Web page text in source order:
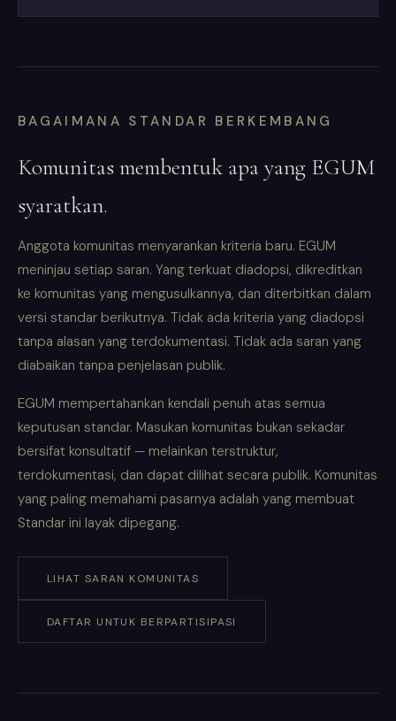
BAGAIMANA STANDAR BERKEMBANG
Komunitas membentuk apa yang EGUM
syaratkan.
Anggota komunitas menyarankan kriteria baru. EGUM
meninjau setiap saran. Yang terkuat diadopsi, dikreditkan
ke komunitas yang mengusulkannya, dan diterbitkan dalam
versi standar berikutnya. Tidak ada kriteria yang diadopsi
tanpa alasan yang terdokumentasi. Tidak ada saran yang
diabaikan tanpa penjelasan publik.
EGUM mempertahankan kendali penuh atas semua
keputusan standar. Masukan komunitas bukan sekadar
bersifat konsultatif — melainkan terstruktur,
terdokumentasi, dan dapat dilihat secara publik. Komunitas
yang paling memahami pasarnya adalah yang membuat
Standar ini layak dipegang.
LIHAT SARAN KOMUNITAS
DAFTAR UNTUK BERPARTISIPASI